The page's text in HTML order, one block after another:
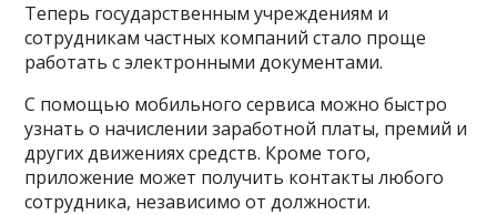
Теперь государственным учреждениям и
сотрудникам частных компаний стало проще
работать с электронными документами.
С помощью мобильного сервиса можно быстро
узнать о начислении заработной платы, премий и
других движениях средств. Кроме того,
приложение может получить контакты любого
сотрудника, независимо от должности.